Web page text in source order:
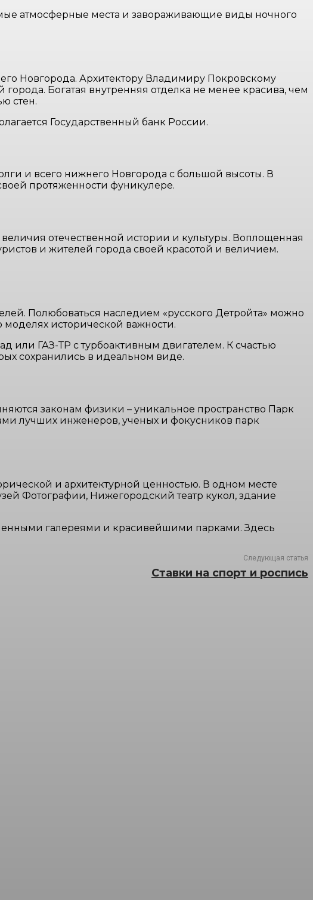
атмосферные места и завораживающие виды ночного
Новгорода. Архитектору Владимиру Покровскому
Богатая внутренняя отделка не менее красива, чем
стен.
Государственный банк России.
и всего нижнего Новгорода с большой высоты. В
протяженности фуникулере.
отечественной истории и культуры. Воплощенная
и жителей города своей красотой и величием.
Полюбоваться наследием «русского Детройта» можно
исторической важности.
или ГАЗ-ТР с турбоактивным двигателем. К счастью
сохранились в идеальном виде.
законам физики – уникальное пространство Парк
лучших инженеров, ученых и фокусников парк
и архитектурной ценностью. В одном месте
Фотографии, Нижегородский театр кукол, здание
галереями и красивейшими парками. Здесь
Следующая статья
Ставки на спорт и роспись